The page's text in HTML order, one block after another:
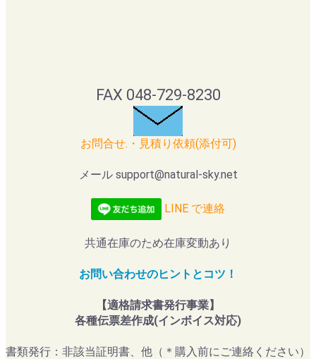
FAX 048-729-8230
お問合せ.・見積り依頼(添付可)
メール support@natural-sky.net
LINE で連絡
共通在庫のため在庫変動あり
お問い合わせのヒントとコツ！
【適格請求書発行事業】
各種伝票差作成(インボイス対応)
書類発行：非該当証明書、他（＊購入前にご連絡ください）